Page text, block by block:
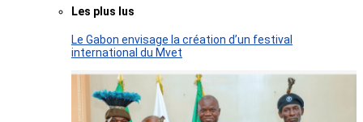
Les plus lus
Le Gabon envisage la création d’un festival
international du Mvet